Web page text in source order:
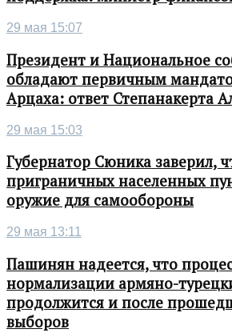
29 мая 15:07
Президент и Национальное
обладают первичным
Арцаха: ответ Степанакерта
29 мая 15:03
Губернатор Сюника заверил,
приграничных населенных
оружие для самообороны
29 мая 13:11
Пашинян надеется, что
нормализации армяно-
продолжится и после
выборов